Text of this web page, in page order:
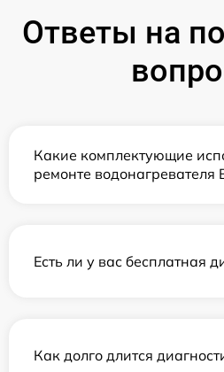
Ответы на
Какие комплектующие
ремонте водонагревателя
Есть ли у вас бесплатная
Как долго длится